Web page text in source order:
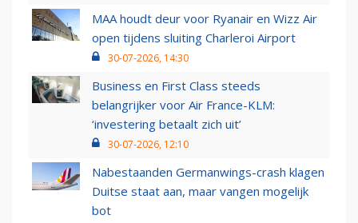
MAA houdt deur voor Ryanair en Wizz Air
open tijdens sluiting Charleroi Airport
30-07-2026, 14:30
Business en First Class steeds
belangrijker voor Air France-KLM:
‘investering betaalt zich uit’
30-07-2026, 12:10
Nabestaanden Germanwings-crash klagen
Duitse staat aan, maar vangen mogelijk
bot